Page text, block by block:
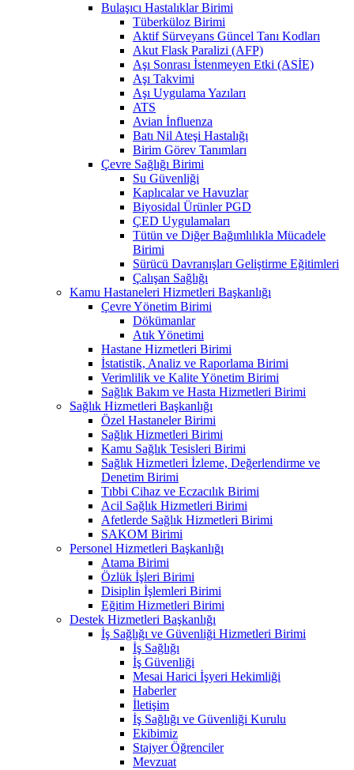
Bulaşıcı Hastalıklar Birimi
Tüberküloz Birimi
Aktif Sürveyans Güncel Tanı Kodları
Akut Flask Paralizi (AFP)
Aşı Sonrası İstenmeyen Etki (ASİE)
Aşı Takvimi
Aşı Uygulama Yazıları
ATS
Avian İnfluenza
Batı Nil Ateşi Hastalığı
Birim Görev Tanımları
Çevre Sağlığı Birimi
Su Güvenliği
Kaplıcalar ve Havuzlar
Biyosidal Ürünler PGD
ÇED Uygulamaları
Tütün ve Diğer Bağımlılıkla Mücadele
Birimi
Sürücü Davranışları Geliştirme Eğitimleri
Çalışan Sağlığı
Kamu Hastaneleri Hizmetleri Başkanlığı
Çevre Yönetim Birimi
Dökümanlar
Atık Yönetimi
Hastane Hizmetleri Birimi
İstatistik, Analiz ve Raporlama Birimi
Verimlilik ve Kalite Yönetim Birimi
Sağlık Bakım ve Hasta Hizmetleri Birimi
Sağlık Hizmetleri Başkanlığı
Özel Hastaneler Birimi
Sağlık Hizmetleri Birimi
Kamu Sağlık Tesisleri Birimi
Sağlık Hizmetleri İzleme, Değerlendirme ve
Denetim Birimi
Tıbbi Cihaz ve Eczacılık Birimi
Acil Sağlık Hizmetleri Birimi
Afetlerde Sağlık Hizmetleri Birimi
SAKOM Birimi
Personel Hizmetleri Başkanlığı
Atama Birimi
Özlük İşleri Birimi
Disiplin İşlemleri Birimi
Eğitim Hizmetleri Birimi
Destek Hizmetleri Başkanlığı
İş Sağlığı ve Güvenliği Hizmetleri Birimi
İş Sağlığı
İş Güvenliği
Mesai Harici İşyeri Hekimliği
Haberler
İletişim
İş Sağlığı ve Güvenliği Kurulu
Ekibimiz
Stajyer Öğrenciler
Mevzuat